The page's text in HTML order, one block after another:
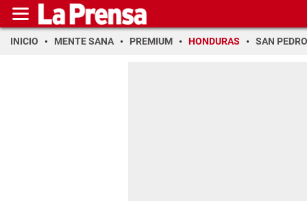
INICIO MENTE SANA PREMIUM HONDURAS SAN PEDRO